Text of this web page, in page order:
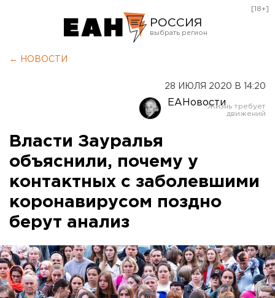
РОССИЯ
Оренбург
[18+]
← НОВОСТИ
28 ИЮЛЯ 2020 В 14:20
ЕАНовости
Власти Зауралья
объяснили, почему у
контактных с заболевшими
коронавирусом поздно
берут анализ